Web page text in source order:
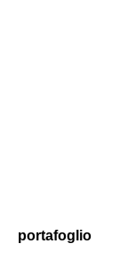
portafoglio